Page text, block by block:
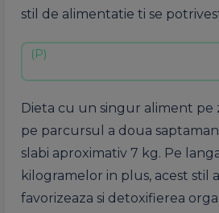
stil de alimentatie ti se
Dieta cu un singur aliment
pe parcursul a doua
slabi aproximativ 7 kg. Pe
kilogramelor in plus, acest stil
favorizeaza si detoxifierea